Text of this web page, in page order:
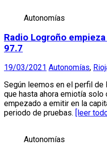
Autonomías
Radio Logroño
97.7
19/03/2021 Autonomías,
Según leemos en el perfil de
que hasta ahora emiotía solo
empezado a emitir en la
periodo de pruebas.
[leer
Autonomías